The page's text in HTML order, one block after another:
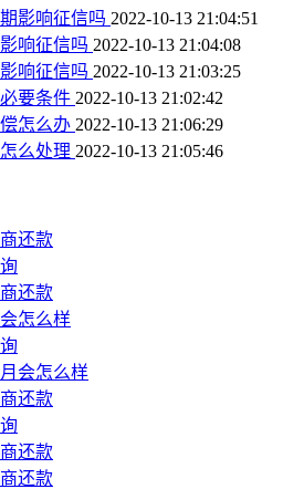
影响征信吗 2022-10-13 21:04:51
响征信吗 2022-10-13 21:04:08
响征信吗 2022-10-13 21:03:25
要条件 2022-10-13 21:02:42
怎么办 2022-10-13 21:06:29
么处理 2022-10-13 21:05:46
还款
还款
怎么样
会怎么样
还款
还款
还款